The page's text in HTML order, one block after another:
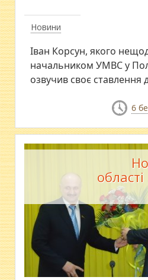
Новини
Іван Корсун, якого
начальником УМВС у
озвучив своє ставлення
6